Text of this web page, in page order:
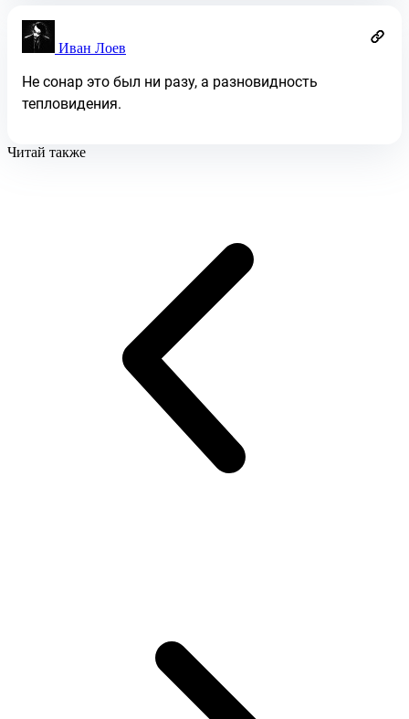
Иван Лоев
Не сонар это был ни разу, а разновидность
тепловидения.
Читай также